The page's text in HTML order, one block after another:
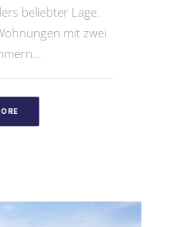
beliebter Lage.
mit zwei